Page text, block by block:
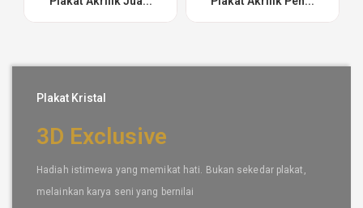
Plakat Kristal
3D Exclusive
Hadiah istimewa yang memikat hati. Bukan sekedar plakat,
melainkan karya seni yang bernilai